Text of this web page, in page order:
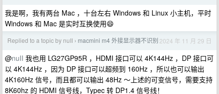
我是啊，我有两台 Mac ，十台左右 Windows 和 Linux 小主机，平时
Windows 和 Mac 是实时互换使用😄
Replied to a topic by nuII › macmini m4 外接显示器不识别 2024 年 11 月 29 日
@nuII 我也用 LG27GP95R ，HDMI 接口可以 4K144Hz ，DP 接口可
以 4K144Hz ，因为 DP 接口可以超频到 160Hz ，所以也可以输出
4K160Hz 信号，而且都可以输出 48Hz ～上述的可变信号，需要支持
8K60hz 的 HDMI 信号线，Typec 转 DP1.4 信号线！